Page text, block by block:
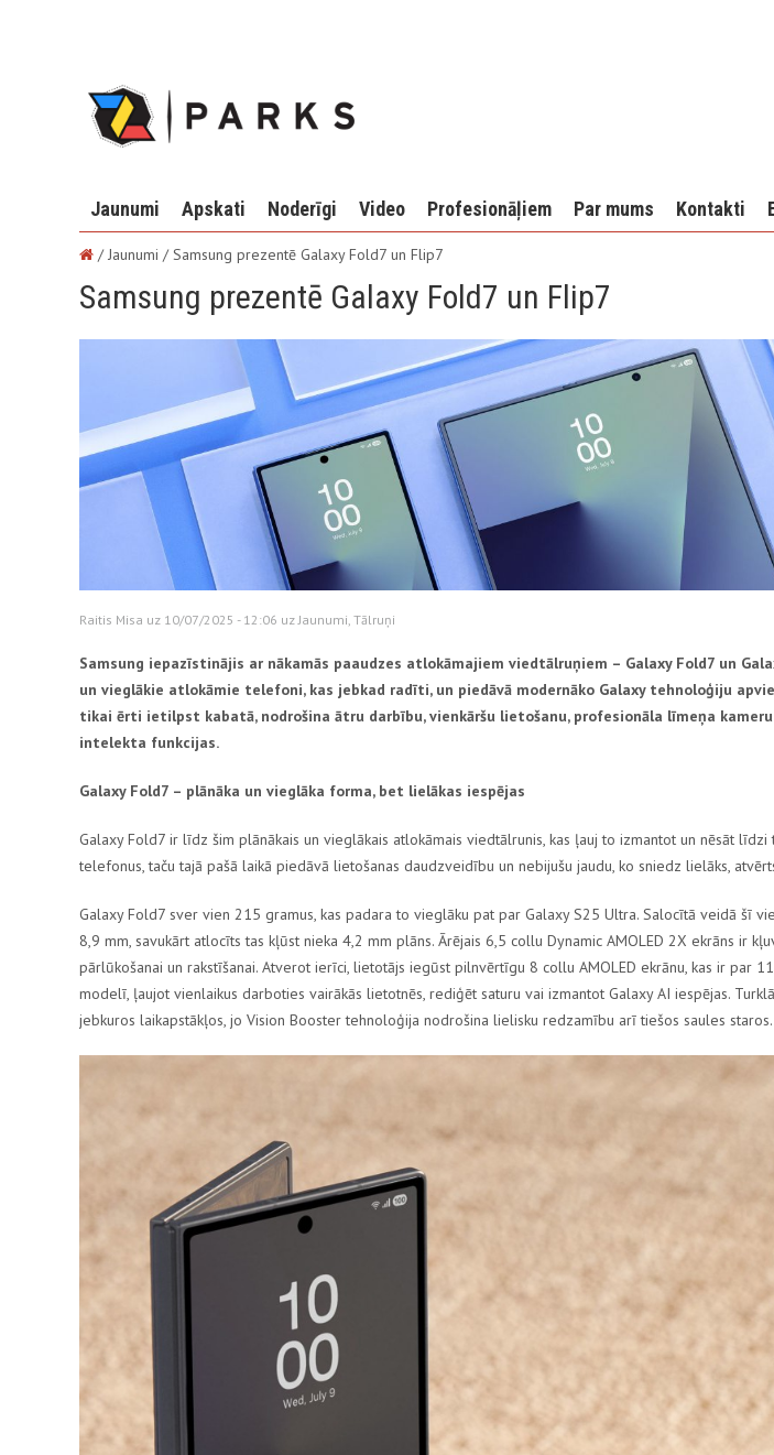
Jaunumi Apskati Noderīgi Video Profesionāļiem Par mums Kontakti
/ Jaunumi /Samsung prezentē Galaxy Fold7 un Flip7
Samsung prezentē Galaxy Fold7 un Flip7
Raitis Misa uz 10/07/2025 - 12:06 uzJaunumi, Tālruņi
Samsung iepazīstinājis ar nākamās paaudzes atlokāmajiem viedtālruņiem – Galaxy Fold7 un
un vieglākie atlokāmie telefoni, kas jebkad radīti, un piedāvā modernāko Galaxy tehnoloģiju
tikai ērti ietilpst kabatā, nodrošina ātru darbību, vienkāršu lietošanu, profesionāla līmeņa
intelekta funkcijas.
Galaxy Fold7 – plānāka un vieglāka forma, bet lielākas iespējas
Galaxy Fold7 ir līdz šim plānākais un vieglākais atlokāmais viedtālrunis, kas ļauj to izmantot un nēsāt
telefonus, taču tajā pašā laikā piedāvā lietošanas daudzveidību un nebijušu jaudu, ko sniedz lielāks,
Galaxy Fold7 sver vien 215 gramus, kas padara to vieglāku pat par Galaxy S25 Ultra. Salocītā veidā šī
8,9 mm, savukārt atlocīts tas kļūst nieka 4,2 mm plāns. Ārējais 6,5 collu Dynamic AMOLED 2X ekrāns ir
pārlūkošanai un rakstīšanai. Atverot ierīci, lietotājs iegūst pilnvērtīgu 8 collu AMOLED ekrānu, kas ir par
modelī, ļaujot vienlaikus darboties vairākās lietotnēs, rediģēt saturu vai izmantot Galaxy AI iespējas.
jebkuros laikapstākļos, jo Vision Boostertehnoloģija nodrošina lielisku redzamību arī tiešos saules staros.